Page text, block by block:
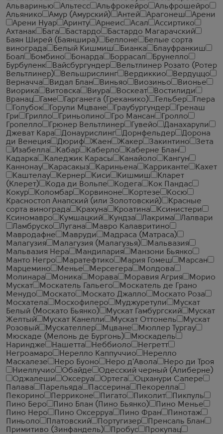
Альваринью
Альтесс Альфрокейро
Альфрошейро
Альянико
Амур (Амурский) Антей Арагонеш
Арени
Арени Нуар
Аринту Арнеис Асал
Ассиртико
Ахтанак
Бага Бастардо
Бастардо Магарачский
Баян Ширей (Баяншира)
Беллоне
Белые сорта
винограда
Белый Кишмиш Бианка
Блауфранкиш
Боал
Бомбино Бонарда Боррасал
Брунелло
Бурбуленк
Вайсбургундер
Вельтлинер Розато (Ротер
Вельтлинер)
Вельшрислинг Вердиккио
Вердуццо
Верначча
Видал Блан Виньяо Виозиньо
Вионье
Виорика
Витовска Виура Воскеат
Востилиди
Вранац
Гаме Гарганега (Греканико) Гельбер
Глера
Голубок
Горули Мцване Граубургундер
Гренаш
Гри
Грилло Гриньолино Гро Мансан
Гролло
Гропелло
Грюнер Вельтлинер Гувейо
Данахарули
Джеват Кара
Донаурислинг Дорнфельдер
Дорона
ди Венеция
Дюриф Жаен Жакер Закинтино
Зета
Изабелла
Кабар Каберло
Каберне Блан
Кадарка
Каледжик Карасы Канайоло
Кангун
Каннонау
Карасакыз Кариньена Карриканте
Кахет
Каштелау
Кернер Киси Кишмиш
Кларет
(Клерет)
Кода ди Вольпе Кодега
Кок Пандас
Кокур
Коломбар Корвиноне Кортезе
Косю
Красностоп Анапский (или Золотовский)
Красные
сорта винограда
Крахуна Кроатина
Ксинистери
Ксиномавро
Кумшацкий Кундза Лакрима
Лалвари
Ламбруско
Лугана
Мавро Калавритино
Мавродафне
Мавруди
Мадраса (Матраса)
Малагузия
Малагузия (Малагузья)
Мальвазия
Мальвазия Нера
Мандилария
Манзони Бьянко
Манто Негро
Маратефтико Мария Гомеш
Марсан
Марцемино
Менье Мерсегера
Молдова
Молинара
Моника Морава Моравия Агрия
Морио
Мускат
Москатель Гальего
Москатель де Грано
Менудо
Москато Москато Джалло
Москато Роза
Мосхатела
Мосхофилеро Муджуретули
Мускат
Белый (Москато Бьянко)
Мускат Гамбургский
Мускат
Желтый
Мускат Канелли Мускат Оттонель
Мускат
Розовый
Мускателлер Мцване
Мюллер Тургау
Мюскаде (Мелонь де Бургонь)
Мюскадель
Нариндже
Нашетта Неббиоло
Негретт
Негроамаро
Нерелло Каппуччио
Нерелло
Маскалезе
Неро Буоно Неро д'Авола
Неро ди Троя
Ниеллучио
Обайде
Одесский черный (Алиберне)
Оджалеши
Оксеруа Ортега
Оцханури Сапере
Палава
Парельяда Пассерина
Пекорелла
Пекорино
Перриконе Пигато Пиколит
Пикпуль
Пино Беро
Пино Блан (Пино Бьянко)
Пино Менье
Пино Неро
Пино Оксерруа Пино Фран
Пинотаж
Пиньоло
Платовский Португизер
Пренсаль Блан
Примитиво (Зинфандель)
Пробус
Прокупац